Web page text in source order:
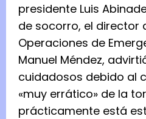
presidente Luis
de socorro, el director
Operaciones de
Manuel Méndez,
cuidadosos debido al
«muy errático» de la
prácticamente está